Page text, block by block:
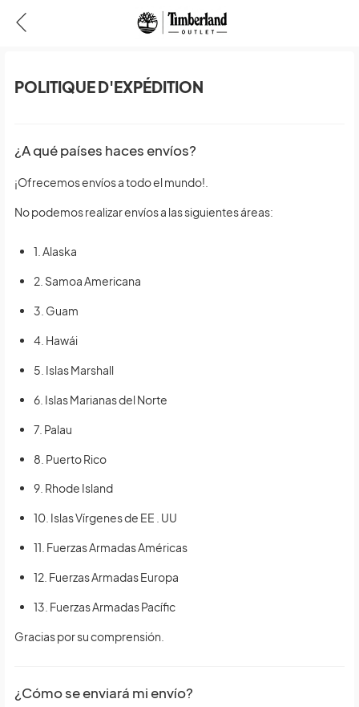
POLITIQUE D'EXPÉDITION
¿A qué países haces envíos?
¡Ofrecemos envíos a todo el mundo!.
No podemos realizar envíos a las siguientes áreas:
1. Alaska
2. Samoa Americana
3. Guam
4. Hawái
5. Islas Marshall
6. Islas Marianas del Norte
7. Palau
8. Puerto Rico
9. Rhode Island
10. Islas Vírgenes de EE . UU
11. Fuerzas Armadas Américas
12. Fuerzas Armadas Europa
13. Fuerzas Armadas Pacífic
Gracias por su comprensión.
¿Cómo se enviará mi envío?